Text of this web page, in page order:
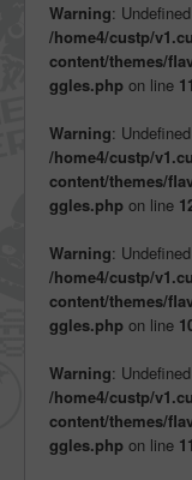
Warning:
/home4/custp/
content/themes/
ggles.php on line
Warning:
/home4/custp/
content/themes/
ggles.php on line
Warning:
/home4/custp/
content/themes/
ggles.php on line
Warning:
/home4/custp/
content/themes/
ggles.php on line